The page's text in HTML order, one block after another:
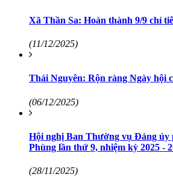
Xã Thần Sa: Hoàn thành 9/9 chỉ
(11/12/2025)
Thái Nguyên: Rộn ràng Ngày hội
(06/12/2025)
Hội nghị Ban Thường vụ Đảng
Phùng lần thứ 9, nhiệm kỳ 2025 -
(28/11/2025)